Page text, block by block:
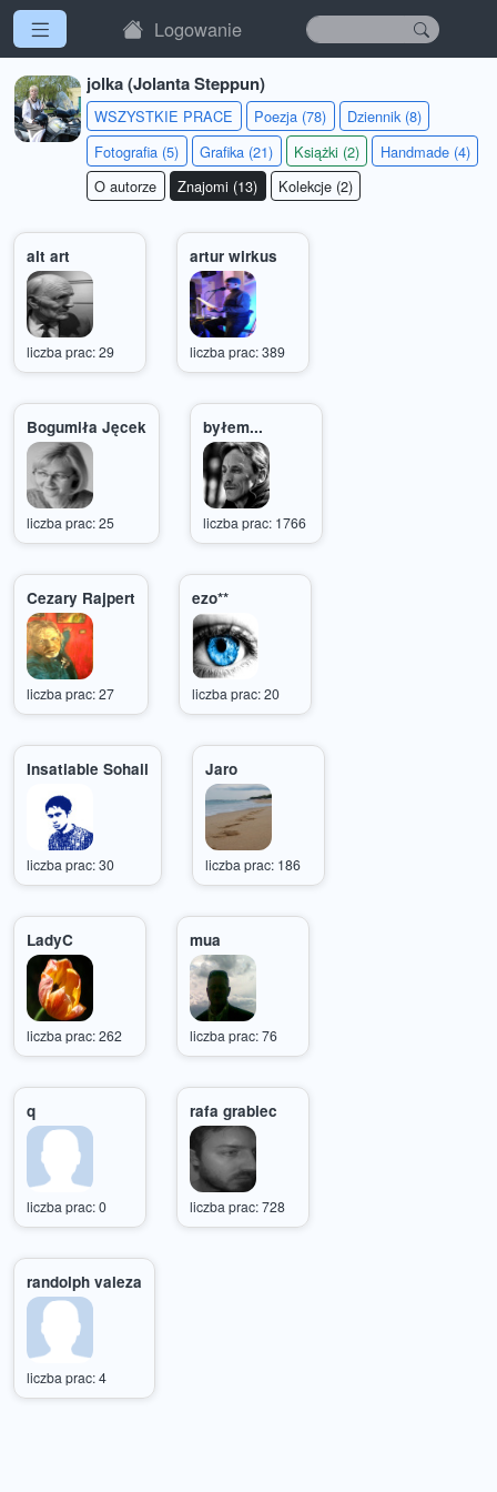
Logowanie
jolka (Jolanta Steppun)
WSZYSTKIE PRACE Poezja (78)
Dziennik (8)
Fotografia (5)
Grafika (21) Książki (2)
Handmade (4)
O autorze
Znajomi (13) Kolekcje (2)
alt art
liczba prac: 29
artur wirkus
liczba prac: 389
Bogumiła Jęcek
liczba prac: 25
byłem...
liczba prac: 1766
Cezary Rajpert
liczba prac: 27
ezo**
liczba prac: 20
Insatiable Sohail
liczba prac: 30
Jaro
liczba prac: 186
LadyC
liczba prac: 262
mua
liczba prac: 76
q
liczba prac: 0
rafa grabiec
liczba prac: 728
randolph valeza
liczba prac: 4